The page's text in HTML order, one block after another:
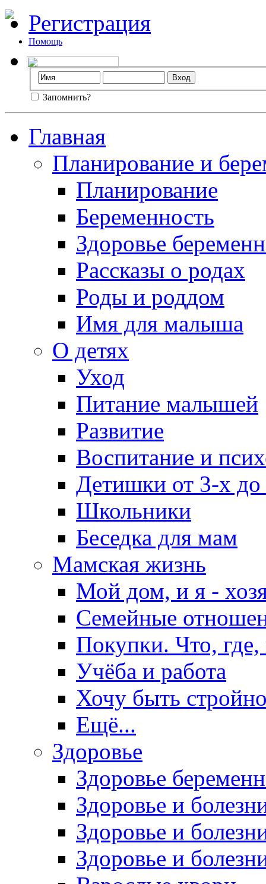
Регистрация
Помощь
Запомнить?
Главная
Планирование и
Планирование
Беременность
Здоровье
Рассказы о родах
Роды и роддом
Имя для малыша
О детях
Уход
Питание малышей
Развитие
Воспитание и
Детишки от 3-х
Школьники
Беседка для мам
Мамская жизнь
Мой дом, и я -
Семейные
Покупки. Что, где,
Учёба и работа
Хочу быть
Ещё...
Здоровье
Здоровье
Здоровье и
Здоровье и
Здоровье и